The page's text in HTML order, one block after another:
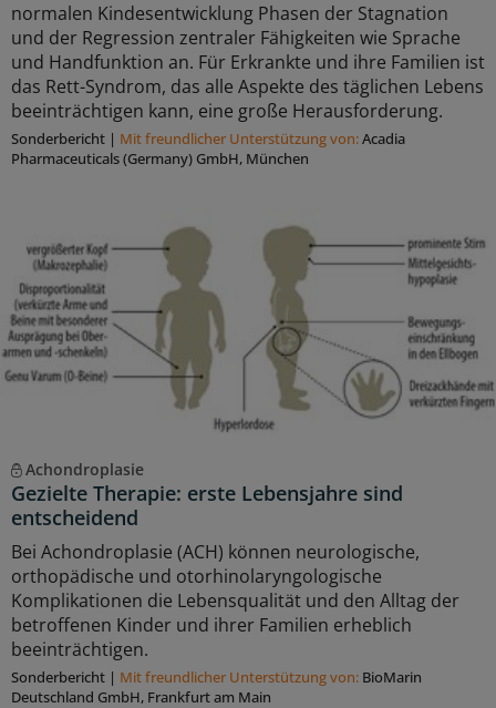
normalen Kindesentwicklung Phasen der Stagnation
und der Regression zentraler Fähigkeiten wie Sprache
und Handfunktion an. Für Erkrankte und ihre Familien ist
das Rett-Syndrom, das alle Aspekte des täglichen Lebens
beeinträchtigen kann, eine große Herausforderung.
Sonderbericht | Mit freundlicher Unterstützung von:Acadia
Pharmaceuticals (Germany) GmbH, München
Achondroplasie
Gezielte Therapie: erste Lebensjahre sind
entscheidend
Bei Achondroplasie (ACH) können neurologische,
orthopädische und otorhinolaryngologische
Komplikationen die Lebensqualität und den Alltag der
betroffenen Kinder und ihrer Familien erheblich
beeinträchtigen.
Sonderbericht | Mit freundlicher Unterstützung von: BioMarin
Deutschland GmbH, Frankfurt am Main